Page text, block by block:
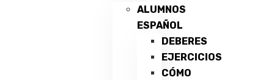
ALUMNOS
ESPAÑOL
DEBERES
EJERCICIOS
CÓMO